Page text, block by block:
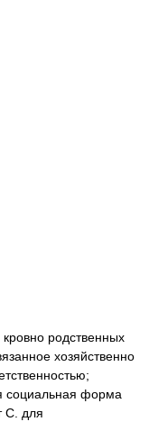
родственных
хозяйственно
социальная форма
С. для